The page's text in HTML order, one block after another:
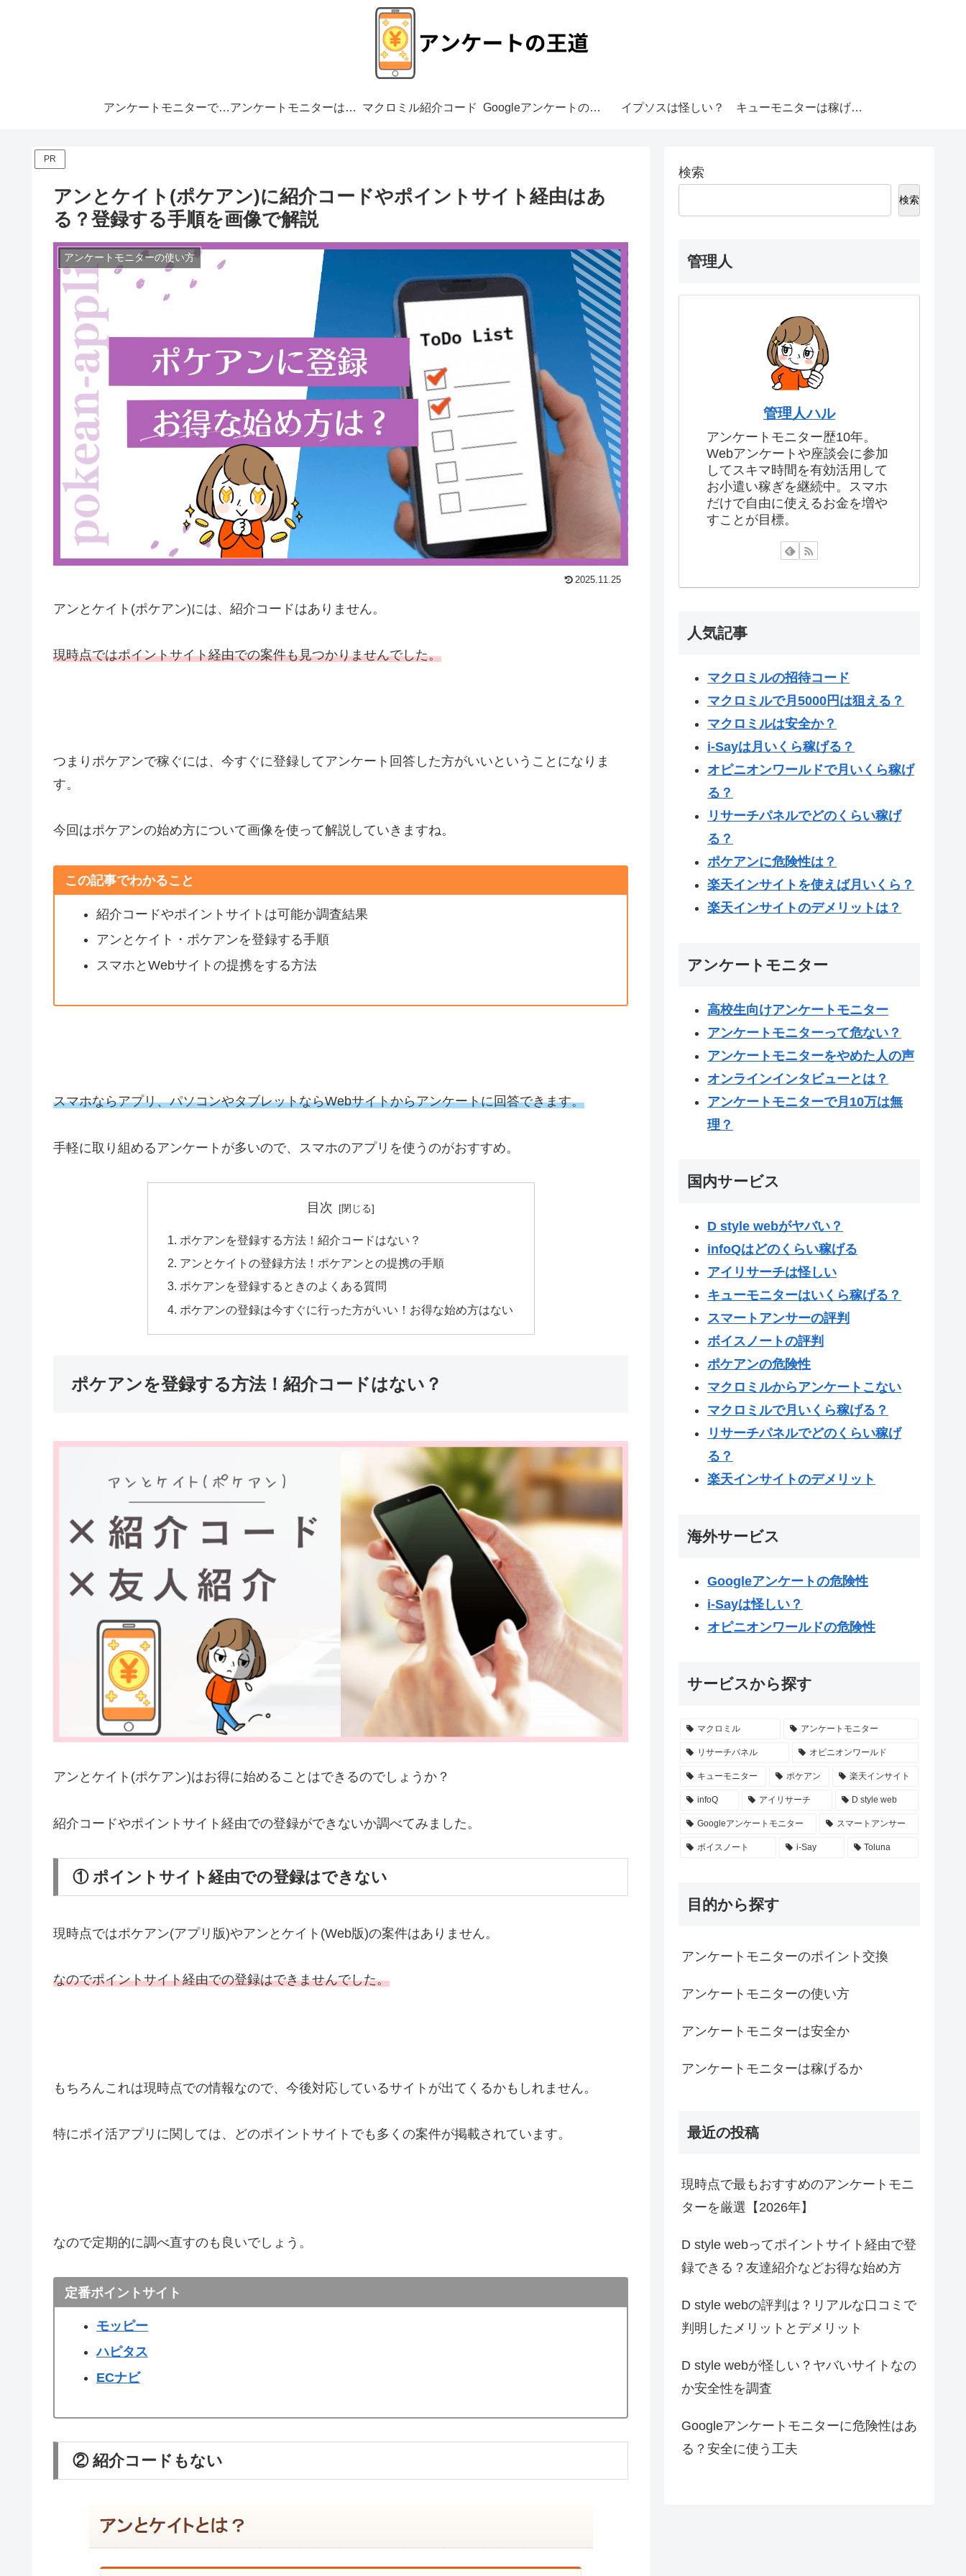
アンケートモニターで月10万 アンケートモニターは危ない？ マクロミル紹介コード Googleアンケートの危険性 イプソスは怪しい？ キューモニターは稼げる？
PR
アンとケイト(ポケアン)に紹介コードやポイントサイト経由はあ
る？登録する手順を画像で解説
アンケートモニターの使い方
2025.11.25
アンとケイト(ポケアン)には、紹介コードはありません。
現時点ではポイントサイト経由での案件も見つかりませんでした。
つまりポケアンで稼ぐには、今すぐに登録してアンケート回答した方がいいということになりま
す。
今回はポケアンの始め方について画像を使って解説していきますね。
この記事でわかること
紹介コードやポイントサイトは可能か調査結果
アンとケイト・ポケアンを登録する手順
スマホとWebサイトの提携をする方法
スマホならアプリ、パソコンやタブレットならWebサイトからアンケートに回答できます。
手軽に取り組めるアンケートが多いので、スマホのアプリを使うのがおすすめ。
目次
ポケアンを登録する方法！紹介コードはない？
アンとケイトの登録方法！ポケアンとの提携の手順
ポケアンを登録するときのよくある質問
ポケアンの登録は今すぐに行った方がいい！お得な始め方はない
ポケアンを登録する方法！紹介コードはない？
アンとケイト(ポケアン)はお得に始めることはできるのでしょうか？
紹介コードやポイントサイト経由での登録ができないか調べてみました。
① ポイントサイト経由での登録はできない
現時点ではポケアン(アプリ版)やアンとケイト(Web版)の案件はありません。
なのでポイントサイト経由での登録はできませんでした。
もちろんこれは現時点での情報なので、今後対応しているサイトが出てくるかもしれません。
特にポイ活アプリに関しては、どのポイントサイトでも多くの案件が掲載されています。
なので定期的に調べ直すのも良いでしょう。
定番ポイントサイト
モッピー
ハピタス
ECナビ
② 紹介コードもない
検索
検索
管理人
管理人ハル
アンケートモニター歴10年。
Webアンケートや座談会に参加
してスキマ時間を有効活用して
お小遣い稼ぎを継続中。スマホ
だけで自由に使えるお金を増や
すことが目標。
人気記事
マクロミルの招待コード
マクロミルで月5000円は狙える？
マクロミルは安全か？
i-Sayは月いくら稼げる？
オピニオンワールドで月いくら稼げ
る？
リサーチパネルでどのくらい稼げ
る？
ポケアンに危険性は？
楽天インサイトを使えば月いくら？
楽天インサイトのデメリットは？
アンケートモニター
高校生向けアンケートモニター
アンケートモニターって危ない？
アンケートモニターをやめた人の声
オンラインインタビューとは？
アンケートモニターで月10万は無
理？
国内サービス
D style webがヤバい？
infoQはどのくらい稼げる
アイリサーチは怪しい
キューモニターはいくら稼げる？
スマートアンサーの評判
ボイスノートの評判
ポケアンの危険性
マクロミルからアンケートこない
マクロミルで月いくら稼げる？
リサーチパネルでどのくらい稼げ
る？
楽天インサイトのデメリット
海外サービス
Googleアンケートの危険性
i-Sayは怪しい？
オピニオンワールドの危険性
サービスから探す
マクロミル アンケートモニター
リサーチパネル オピニオンワールド
キューモニター ポケアン 楽天インサイト
infoQ アイリサーチ D style web
Googleアンケートモニター スマートアンサー
ボイスノート i-Say Toluna
目的から探す
アンケートモニターのポイント交換
アンケートモニターの使い方
アンケートモニターは安全か
アンケートモニターは稼げるか
最近の投稿
現時点で最もおすすめのアンケートモニ
ターを厳選【2026年】
D style webってポイントサイト経由で登
録できる？友達紹介などお得な始め方
D style webの評判は？リアルな口コミで
判明したメリットとデメリット
D style webが怪しい？ヤバいサイトなの
か安全性を調査
Googleアンケートモニターに危険性はあ
る？安全に使う工夫